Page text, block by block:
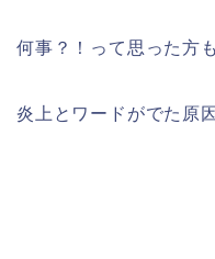
何事？！って思った方
炎上とワードがでた原